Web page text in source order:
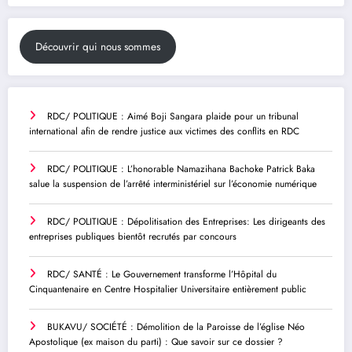
Découvrir qui nous sommes
RDC/ POLITIQUE : Aimé Boji Sangara plaide pour un tribunal
international afin de rendre justice aux victimes des conflits en RDC
RDC/ POLITIQUE : L’honorable Namazihana Bachoke Patrick Baka
salue la suspension de l’arrêté interministériel sur l’économie numérique
RDC/ POLITIQUE : Dépolitisation des Entreprises: Les dirigeants des
entreprises publiques bientôt recrutés par concours
RDC/ SANTÉ : Le Gouvernement transforme l’Hôpital du
Cinquantenaire en Centre Hospitalier Universitaire entièrement public
BUKAVU/ SOCIÉTÉ : Démolition de la Paroisse de l’église Néo
Apostolique (ex maison du parti) : Que savoir sur ce dossier ?